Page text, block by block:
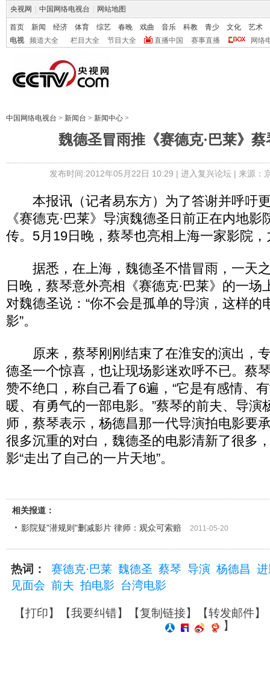
央视网 中国网络电视台 网站地图
首页 新闻 经济 体育 综艺 春晚 戏曲 音乐 科教 青少 文化
艺术
电视
频道大全 栏目大全 节目大全 直播中国 赛事直播 网络
中国网络电视台 > 新闻台 > 新闻中心 >
魏德圣冒雨推《赛德克·巴莱》
发布时间:2012年05月22日 10:29 | 进入复兴论坛| 来源：
本报讯（记者易东方）为了答谢并呼吁
《赛德克·巴莱》导演魏德圣日前正在内地
传。5月19日晚，蔡琴也亮相上海一家影院
据悉，在上海，魏德圣不惜冒雨，一天
日晚，蔡琴意外亮相《赛德克·巴莱》的一场
对魏德圣说：“你不会是孤单的导演，这样的
影”。
原来，蔡琴刚刚结束了在淮安的演出，
德圣一个惊喜，也让现场影迷欢呼不已。蔡
赞不绝口，称自己看了6遍，“它是有感情、
暖、有勇气的一部电影。”蔡琴的前夫、导演
师，蔡琴表示，杨德昌那一代导演拍电影要
很多沉重的对白，魏德圣的电影清新了很多
影“走出了自己的一片天地”。
相关报道：
影院疑"潜规则"删减影片 律师：观众可索赔
2011-05-20
热词： 赛德克·巴莱 魏德圣 蔡琴 导演 杨德昌
见面会 前夫 拍电影 台湾电影
【打印】【我要纠错】【复制链接】【转发邮件】
】